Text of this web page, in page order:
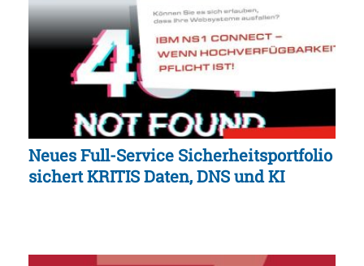
Neues Full-Service Sicherheitsportfolio
sichert KRITIS Daten, DNS und KI